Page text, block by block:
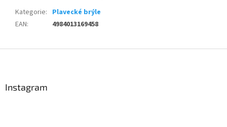
Kategorie: Plavecké brýle
EAN: 4984013169458
Instagram